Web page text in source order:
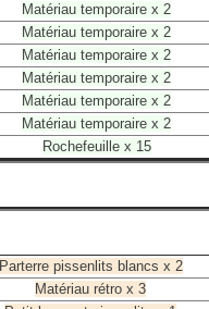
Matériau temporaire x 2
Matériau temporaire x 2
Matériau temporaire x 2
Matériau temporaire x 2
Matériau temporaire x 2
Matériau temporaire x 2
Rochefeuille x 15
Parterre pissenlits blancs x 2
Matériau rétro x 3